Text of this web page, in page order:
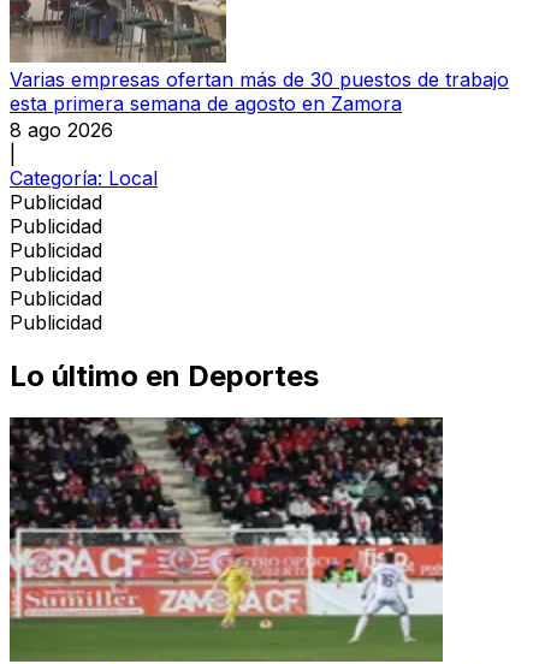
Varias empresas ofertan más de 30 puestos de trabajo
esta primera semana de agosto en Zamora
8 ago 2026
Categoría: Local
Publicidad
Publicidad
Publicidad
Publicidad
Publicidad
Publicidad
Lo último en Deportes